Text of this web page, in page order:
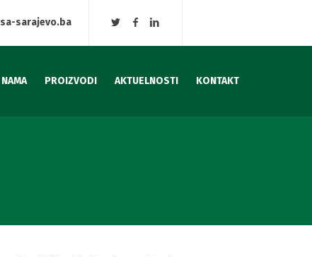
sarajevo.ba
PROIZVODI AKTUELNOSTI KONTAKT